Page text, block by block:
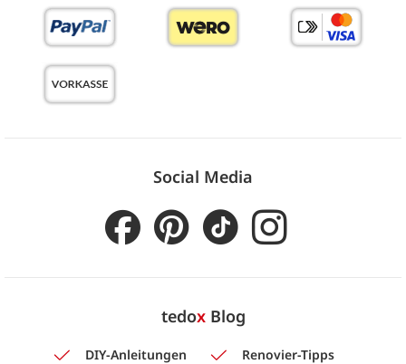
Social Media
tedoxBlog
DIY-Anleitungen
Renovier-Tipps